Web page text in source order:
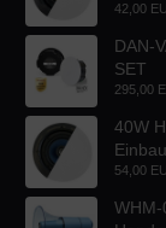
42,00
DAN-
SET
295,00
40W
54,00